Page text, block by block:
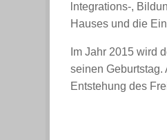
lntegrations-,
Hauses und die
Im Jahr 2015 wird
seinen
Entstehung des